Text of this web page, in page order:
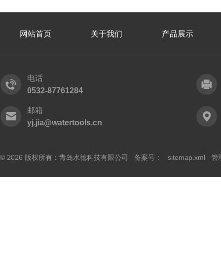
网站首页 关于我们 产品展示
电话
0532-87761284
邮箱
yj.jia@watertools.cn
© 2026 版权所有：青岛水德科技有限公司 备案号： sitemap.xml 管